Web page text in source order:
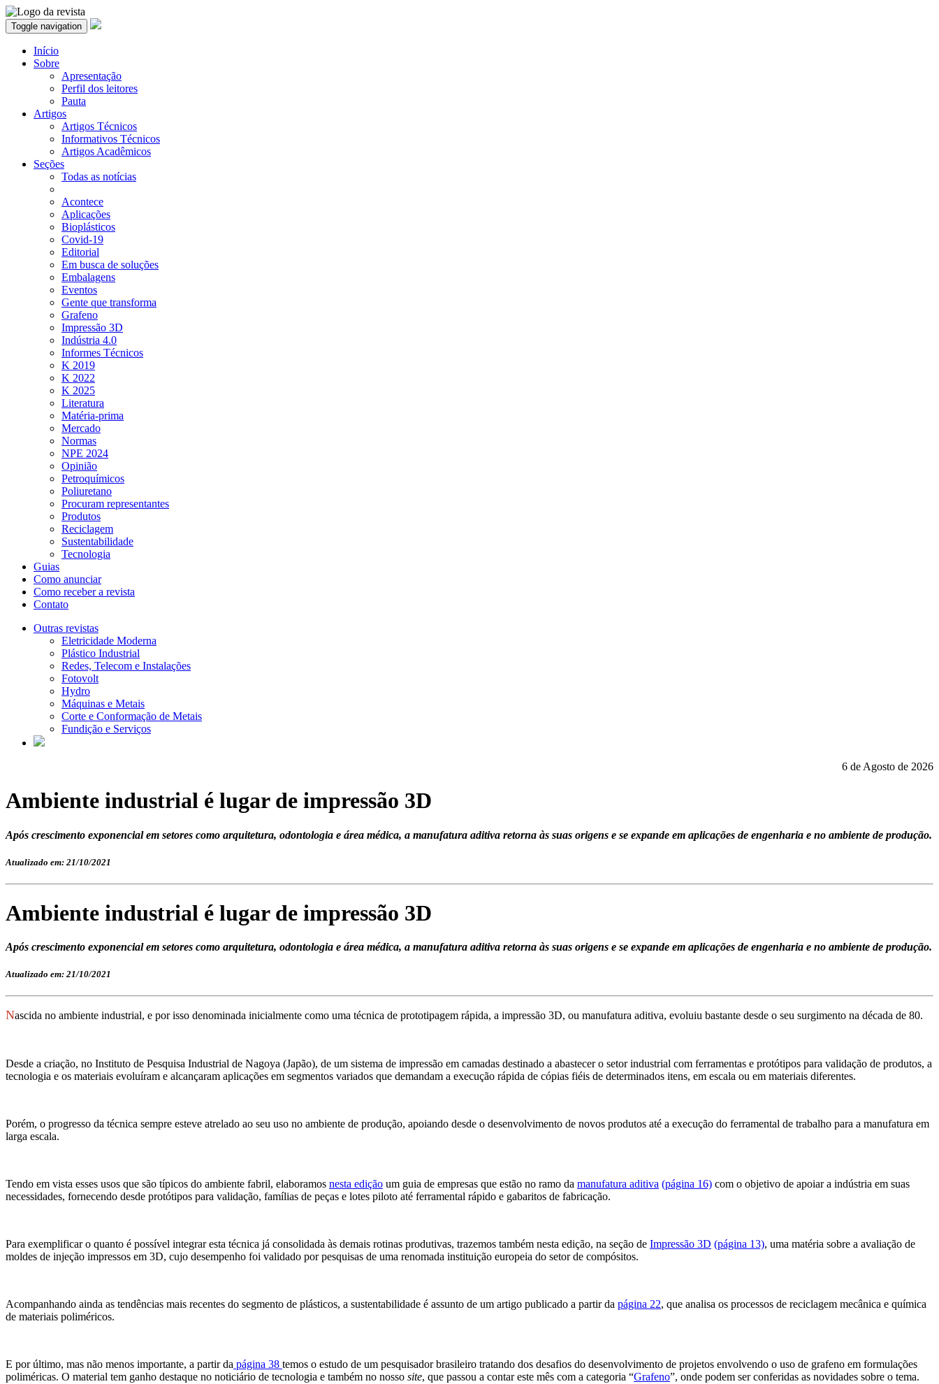
Toggle navigation
Início
Sobre
Apresentação
Perfil dos leitores
Pauta
Artigos
Artigos Técnicos
Informativos Técnicos
Artigos Acadêmicos
Seções
Todas as notícias
Acontece
Aplicações
Bioplásticos
Covid-19
Editorial
Em busca de soluções
Embalagens
Eventos
Gente que transforma
Grafeno
Impressão 3D
Indústria 4.0
Informes Técnicos
K 2019
K 2022
K 2025
Literatura
Matéria-prima
Mercado
Normas
NPE 2024
Opinião
Petroquímicos
Poliuretano
Procuram representantes
Produtos
Reciclagem
Sustentabilidade
Tecnologia
Guias
Como anunciar
Como receber a revista
Contato
Outras revistas
Eletricidade Moderna
Plástico Industrial
Redes, Telecom e Instalações
Fotovolt
Hydro
Máquinas e Metais
Corte e Conformação de Metais
Fundição e Serviços
6 de Agosto de 2026
Ambiente industrial é lugar de impressão 3D
Após crescimento exponencial em setores como arquitetura, odontologia e área médica, a manufatura aditiva retorna às suas origens e se expande em aplicações de engenharia e no ambiente de produção.
Atualizado em: 21/10/2021
Ambiente industrial é lugar de impressão 3D
Após crescimento exponencial em setores como arquitetura, odontologia e área médica, a manufatura aditiva retorna às suas origens e se expande em aplicações de engenharia e no ambiente de produção.
Atualizado em: 21/10/2021
Nascida no ambiente industrial, e por isso denominada inicialmente como uma técnica de prototipagem rápida, a impressão 3D, ou manufatura aditiva, evoluiu bastante desde o seu surgimento na década de 80.
Desde a criação, no Instituto de Pesquisa Industrial de Nagoya (Japão), de um sistema de impressão em camadas destinado a abastecer o setor industrial com ferramentas e protótipos para validação de produtos, a
tecnologia e os materiais evoluíram e alcançaram aplicações em segmentos variados que demandam a execução rápida de cópias fiéis de determinados itens, em escala ou em materiais diferentes.
Porém, o progresso da técnica sempre esteve atrelado ao seu uso no ambiente de produção, apoiando desde o desenvolvimento de novos produtos até a execução do ferramental de trabalho para a manufatura em
larga escala.
Tendo em vista esses usos que são típicos do ambiente fabril, elaboramos nesta edição um guia de empresas que estão no ramo da manufatura aditiva (página 16) com o objetivo de apoiar a indústria em suas
necessidades, fornecendo desde protótipos para validação, famílias de peças e lotes piloto até ferramental rápido e gabaritos de fabricação.
Para exemplificar o quanto é possível integrar esta técnica já consolidada às demais rotinas produtivas, trazemos também nesta edição, na seção de Impressão 3D (página 13), uma matéria sobre a avaliação de
moldes de injeção impressos em 3D, cujo desempenho foi validado por pesquisas de uma renomada instituição europeia do setor de compósitos.
Acompanhando ainda as tendências mais recentes do segmento de plásticos, a sustentabilidade é assunto de um artigo publicado a partir da página 22, que analisa os processos de reciclagem mecânica e química
de materiais poliméricos.
E por último, mas não menos importante, a partir da página 38 temos o estudo de um pesquisador brasileiro tratando dos desafios do desenvolvimento de projetos envolvendo o uso de grafeno em formulações
poliméricas. O material tem ganho destaque no noticiário de tecnologia e também no nosso site, que passou a contar este mês com a categoria “Grafeno”, onde podem ser conferidas as novidades sobre o tema.